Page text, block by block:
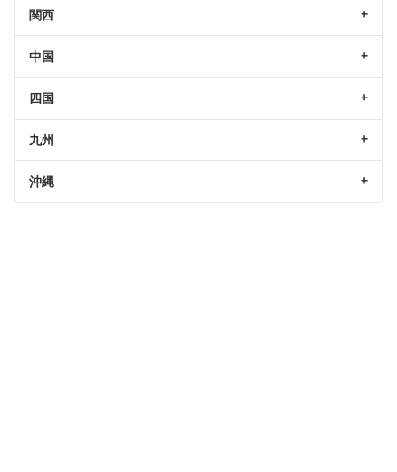
関西
中国
四国
九州
沖縄